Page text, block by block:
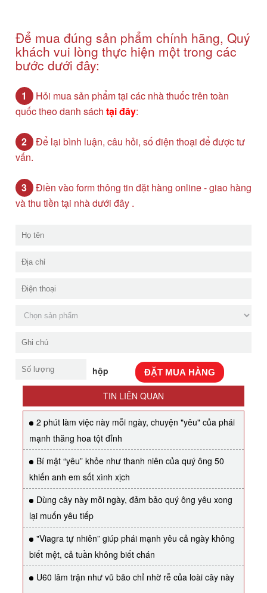
Để mua đúng sản phẩm chính hãng, Quý
khách vui lòng thực hiện một trong các
bước dưới đây:
1 Hỏi mua sản phẩm tại các nhà thuốc trên toàn
quốc theo danh sách tại đây:
2 Để lại bình luận, câu hỏi, số điện thoại để được tư
vấn.
3 Điền vào form thông tin đặt hàng online - giao hàng
và thu tiền tại nhà dưới đây .
hộp ĐẶT MUA HÀNG
TIN LIÊN QUAN
2 phút làm việc này mỗi ngày, chuyện "yêu" của phái
mạnh thăng hoa tột đỉnh
Bí mật “yêu” khỏe như thanh niên của quý ông 50
khiến anh em sốt xình xịch
Dùng cây này mỗi ngày, đảm bảo quý ông yêu xong
lại muốn yêu tiếp
"Viagra tự nhiên” giúp phái mạnh yêu cả ngày không
biết mệt, cả tuần không biết chán
U60 lâm trận như vũ bão chỉ nhờ rễ của loài cây này